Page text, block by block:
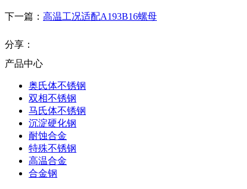
下一篇： 高温工况适配A193B16螺母
分享：
产品中心
奥氏体不锈钢
双相不锈钢
马氏体不锈钢
沉淀硬化钢
耐蚀合金
特殊不锈钢
高温合金
合金钢